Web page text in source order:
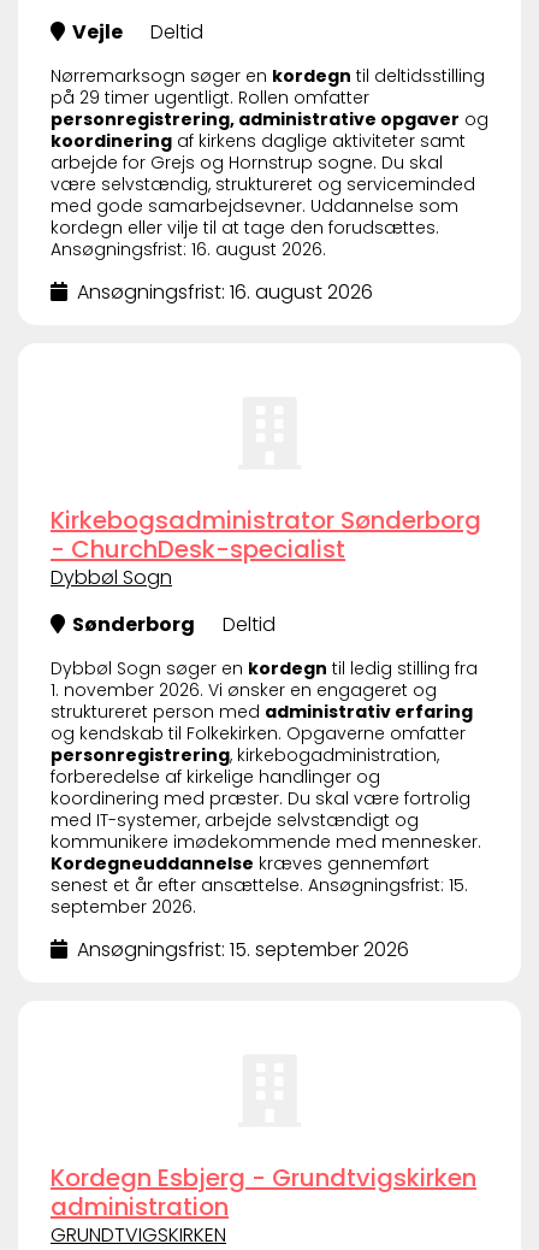
Vejle
Deltid
Nørremarksogn søger en kordegn til deltidsstilling
på 29 timer ugentligt. Rollen omfatter
personregistrering, administrative opgaver og
koordinering af kirkens daglige aktiviteter samt
arbejde for Grejs og Hornstrup sogne. Du skal
være selvstændig, struktureret og serviceminded
med gode samarbejdsevner. Uddannelse som
kordegn eller vilje til at tage den forudsættes.
Ansøgningsfrist: 16. august 2026.
Ansøgningsfrist: 16. august 2026
Kirkebogsadministrator Sønderborg
- ChurchDesk-specialist
Dybbøl Sogn
Sønderborg
Deltid
Dybbøl Sogn søger en kordegn til ledig stilling fra
1. november 2026. Vi ønsker en engageret og
struktureret person med administrativ erfaring
og kendskab til Folkekirken. Opgaverne omfatter
personregistrering, kirkebogadministration,
forberedelse af kirkelige handlinger og
koordinering med præster. Du skal være fortrolig
med IT-systemer, arbejde selvstændigt og
kommunikere imødekommende med mennesker.
Kordegneuddannelse kræves gennemført
senest et år efter ansættelse. Ansøgningsfrist: 15.
september 2026.
Ansøgningsfrist: 15. september 2026
Kordegn Esbjerg - Grundtvigskirken
administration
GRUNDTVIGSKIRKEN